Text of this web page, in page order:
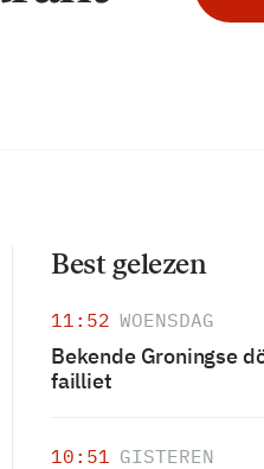
Best gelezen
11:52 WOENSDAG
Bekende Groningse
failliet
10:51 GISTEREN